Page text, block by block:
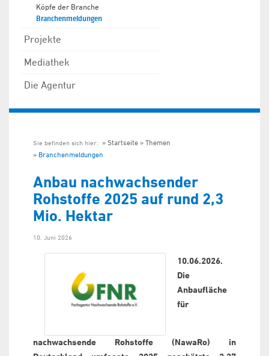
Köpfe der Branche
Branchenmeldungen
Projekte
Mediathek
Die Agentur
Sie befinden sich hier: Startseite
Themen
Branchenmeldungen
Anbau nachwachsender
Rohstoffe 2025 auf rund 2,3
Mio. Hektar
10. Juni 2026
10.06.2026.
Die
Anbaufläche
für
nachwachsende Rohstoffe (NawaRo) in